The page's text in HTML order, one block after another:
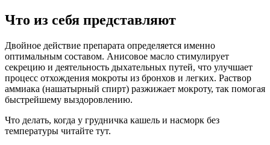
Что из себя представляют
Двойное действие препарата определяется именно
оптимальным составом. Анисовое масло стимулирует
секрецию и деятельность дыхательных путей, что улучшает
процесс отхождения мокроты из бронхов и легких. Раствор
аммиака (нашатырный спирт) разжижает мокроту, так помогая
быстрейшему выздоровлению.
Что делать, когда у грудничка кашель и насморк без
температуры читайте тут.